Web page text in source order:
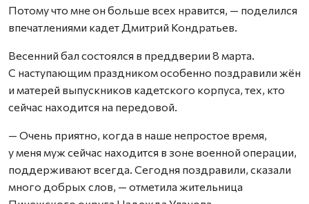
Потому что мне он больше всех нравится, — поделился
впечатлениями кадет Дмитрий Кондратьев.
Весенний бал состоялся в преддверии 8 марта.
С наступающим праздником особенно поздравили жён
и матерей выпускников кадетского корпуса, тех, кто
сейчас находится на передовой.
— Очень приятно, когда в наше непростое время,
у меня муж сейчас находится в зоне военной операции,
поддерживают всегда. Сегодня поздравили, сказали
много добрых слов, — отметила жительница